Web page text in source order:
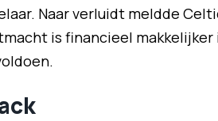
Naar verluidt meldde
is financieel makkelijker